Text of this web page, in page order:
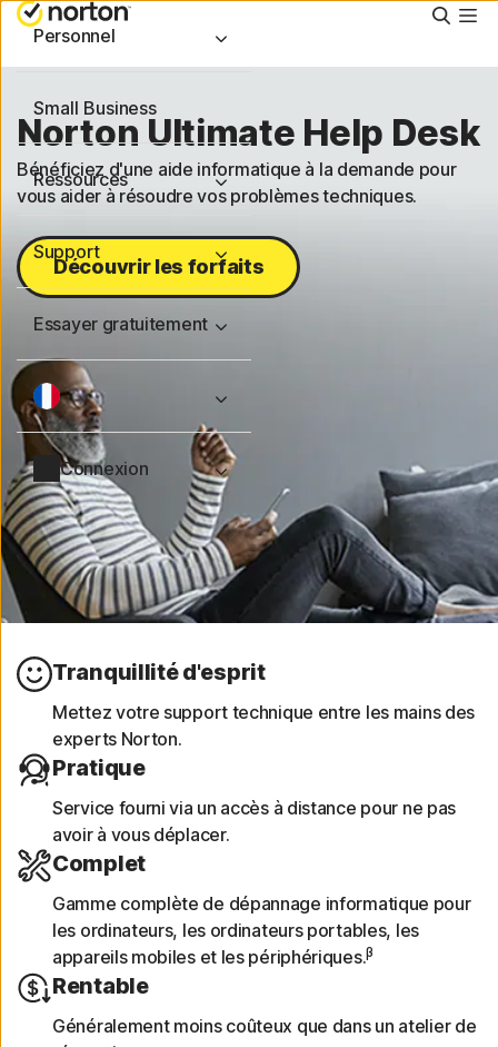
Personnel
Small Business
Ressources
Support
Essayer gratuitement
Connexion
Norton Ultimate Help Desk
Bénéficiez d'une aide informatique à la demande pour
vous aider à résoudre vos problèmes techniques.
Découvrir les forfaits
Tranquillité d'esprit
Mettez votre support technique entre les mains des
experts Norton.
Pratique
Service fourni via un accès à distance pour ne pas
avoir à vous déplacer.
Complet
Gamme complète de dépannage informatique pour
les ordinateurs, les ordinateurs portables, les
appareils mobiles et les périphériques.β
Rentable
Généralement moins coûteux que dans un atelier de